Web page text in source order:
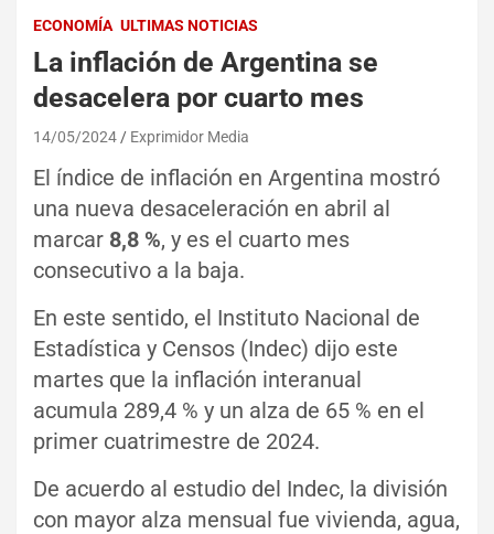
ECONOMÍA ULTIMAS NOTICIAS
La inflación de Argentina se
desacelera por cuarto mes
14/05/2024 Exprimidor Media
El índice de inflación en Argentina mostró
una nueva desaceleración en abril al
marcar 8,8 %, y es el cuarto mes
consecutivo a la baja.
En este sentido, el Instituto Nacional de
Estadística y Censos (Indec) dijo este
martes que la inflación interanual
acumula 289,4 % y un alza de 65 % en el
primer cuatrimestre de 2024.
De acuerdo al estudio del Indec, la división
con mayor alza mensual fue vivienda, agua,